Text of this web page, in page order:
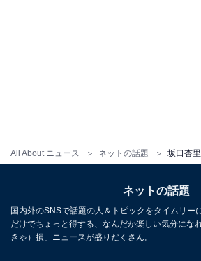
All About ニュース ネットの話題
ネットの話題
国内外のSNSで話題の人＆トピックをタイムリー
だけでちょっと得する、なんだか楽しい気分にな
きゃ）損」ニュースが盛りだくさん。